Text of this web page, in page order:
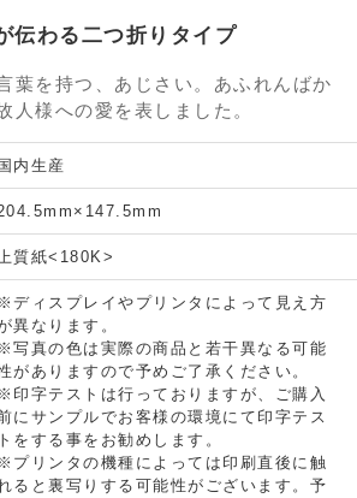
伝わる二つ折りタイプ
葉を持つ、あじさい。あふれんばか
人様への愛を表しました。
国内生産
質紙<180K>
※ディスプレイやプリンタによって見え方
異なります。
※写真の色は実際の商品と若干異なる可能
がありますので予めご了承ください。
※印字テストは行っておりますが、ご購入
にサンプルでお客様の環境にて印字テス
トをする事をお勧めします。
※プリンタの機種によっては印刷直後に触
ると裏写りする可能性がございます。予